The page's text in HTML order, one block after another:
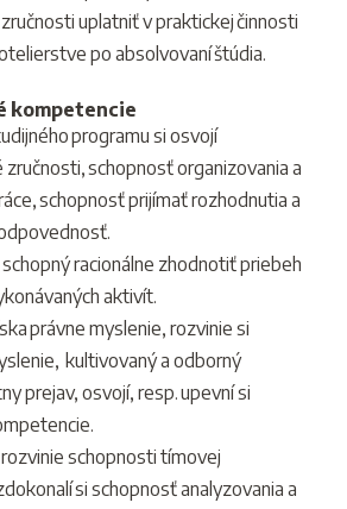
uplatniť v praktickej činnosti
po absolvovaní štúdia.
kompetencie
programu si osvojí
zručnosti, schopnosť organizovania a
schopnosť prijímať rozhodnutia a
racionálne zhodnotiť priebeh
aktivít.
právne myslenie, rozvinie si
kultivovaný a odborný
prejav, osvojí, resp. upevní si
schopnosti tímovej
si schopnosť analyzovania a